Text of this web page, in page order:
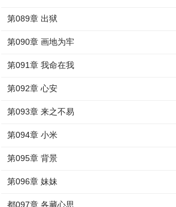
第089章 出狱
第090章 画地为牢
第091章 我命在我
第092章 心安
第093章 来之不易
第094章 小米
第095章 背景
第096章 妹妹
都097章 各藏心思